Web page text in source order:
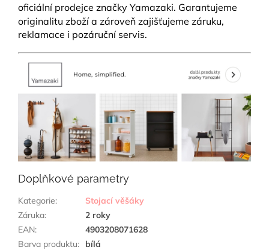
oficiální prodejce značky Yamazaki. Garantujeme
originalitu zboží a zároveň zajišťujeme záruku,
reklamace i pozáruční servis.
Doplňkové parametry
Kategorie:
Stojací věšáky
Záruka:
2 roky
EAN:
4903208071628
Barva produktu:
bílá